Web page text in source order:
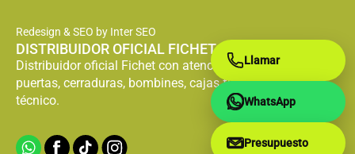
Redesign & SEO by Inter SEO
DISTRIBUIDOR OFICIAL FICHET
Distribuidor oficial Fichet con atención especializada en
puertas, cerraduras, bombines, cajas fuertes y servicio
técnico.
Llamar
WhatsApp
Presupuesto